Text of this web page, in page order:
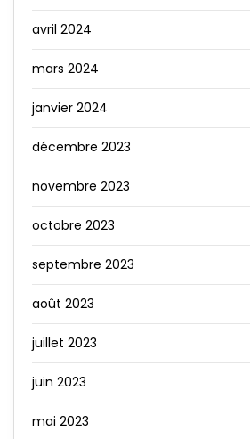
avril 2024
mars 2024
janvier 2024
décembre 2023
novembre 2023
octobre 2023
septembre 2023
août 2023
juillet 2023
juin 2023
mai 2023